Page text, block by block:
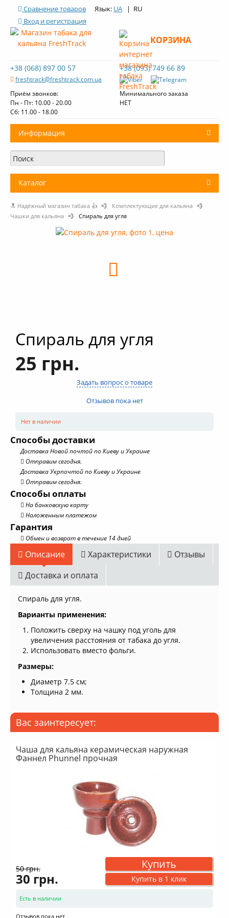
Сравнение товаров Язык: UA | RU
Вход и регистрация
+38 (068) 897 00 57
freshtrack@freshtrack.com.ua
+38 (093) 749 66 89
Приём звонков:
Пн - Пт: 10.00 - 20.00
Cб: 11.00 - 18.00
Минимального заказа
НЕТ
КОРЗИНА
Информация
О нас
Доставка и оплата
Обзоры табака Fresh Track
Каталог
Табак для кальяна
Уголь для кальяна
Комплектующие для кальяна
Условия опта
🔝 Надёжный магазин табака 👍 💨 Комплектующие для кальяна 💨
Чашки для кальяна 💨 Спираль для угля
Спираль для угля
25 грн.
Задать вопрос о товаре
Отзывов пока нет
Нет в наличии
Способы доставки
Доставка Новой почтой по Киеву и Украине
Отправим сегодня.
Доставка Укрпочтой по Киеву и Украине
Отправим сегодня.
Способы оплаты
На банковскую карту
Наложенным платежом
Гарантия
Обмен и возврат в течение 14 дней
Описание Характеристики
Отзывы
Доставка и оплата
Спираль для угля.
Варианты применения:
Положить сверху на чашку под уголь для
увеличения расстояния от табака до угля.
Использовать вместо фольги.
Размеры:
Диаметр 7.5 см;
Толщина 2 мм.
Вас заинтересует:
Чаша для кальяна керамическая наружная
Фаннел Phunnel прочная
50 грн.
30 грн.
Купить
Купить в 1 клик
Есть в наличии
Отзывов пока нет